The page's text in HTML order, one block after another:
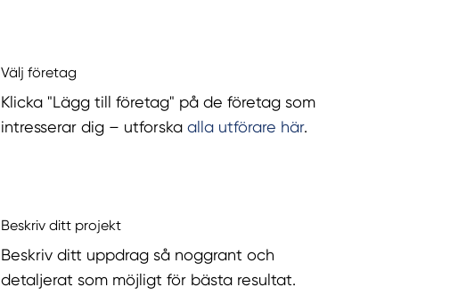
Välj företag
Klicka "Lägg till företag" på de företag som
intresserar dig – utforska alla utförare här.
Beskriv ditt projekt
Beskriv ditt uppdrag så noggrant och
detaljerat som möjligt för bästa resultat.